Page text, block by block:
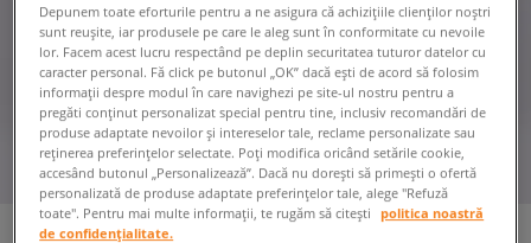
Depunem toate eforturile pentru a ne asigura că achizițiile clienților noștri
sunt reușite, iar produsele pe care le aleg sunt în conformitate cu nevoile
lor. Facem acest lucru respectând pe deplin securitatea tuturor datelor cu
caracter personal. Fă click pe butonul „OK” dacă ești de acord să folosim
informații despre modul în care navighezi pe site-ul nostru pentru a
pregăti conținut personalizat special pentru tine, inclusiv recomandări de
produse adaptate nevoilor și intereselor tale, reclame personalizate sau
reținerea preferințelor selectate. Poți modifica oricând setările cookie,
accesând butonul „Personalizează”. Dacă nu dorești să primești o ofertă
personalizată de produse adaptate preferințelor tale, alege "Refuză
toate". Pentru mai multe informații, te rugăm să citești
politica noastră
de confidențialitate.